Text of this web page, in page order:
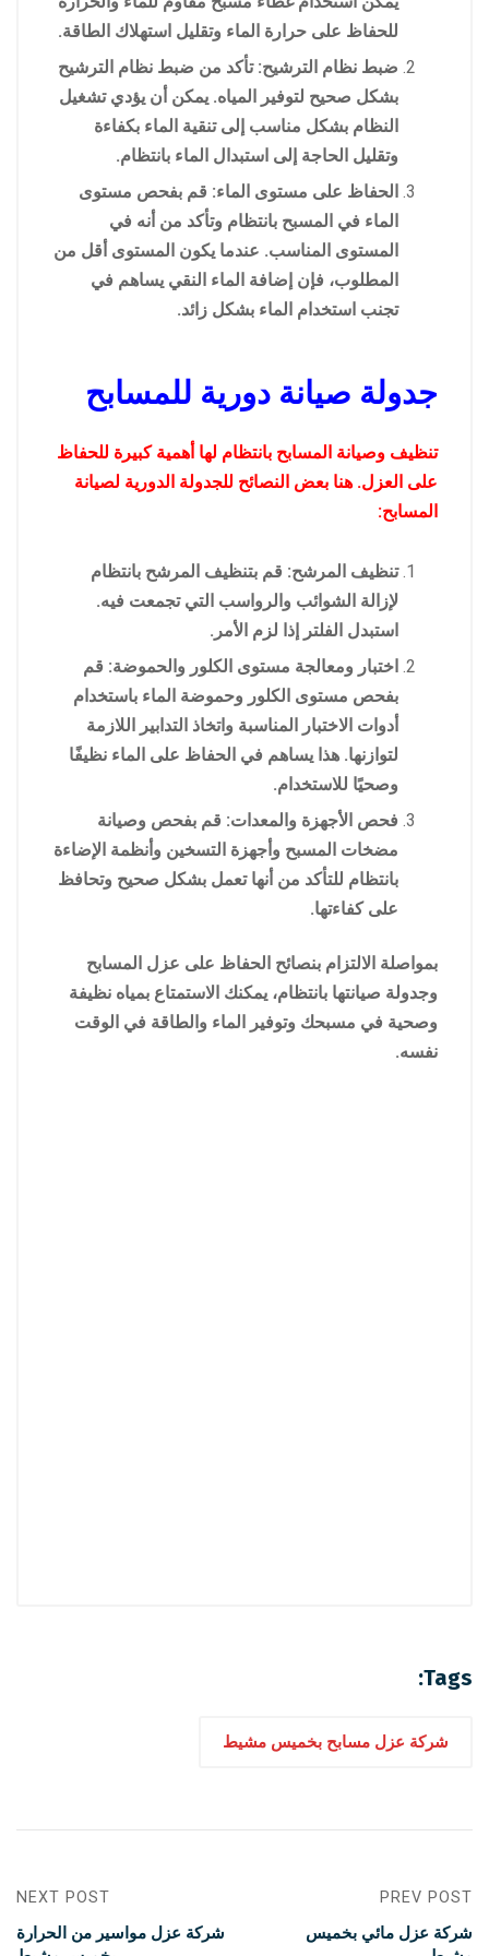
للحفاظ على حرارة الماء وتقليل استهلاك الطاقة.
ضبط نظام الترشيح: تأكد من ضبط نظام الترشيح
بشكل صحيح لتوفير المياه. يمكن أن يؤدي تشغيل
النظام بشكل مناسب إلى تنقية الماء بكفاءة
وتقليل الحاجة إلى استبدال الماء بانتظام.
الحفاظ على مستوى الماء: قم بفحص مستوى
الماء في المسبح بانتظام وتأكد من أنه في
المستوى المناسب. عندما يكون المستوى أقل من
المطلوب، فإن إضافة الماء النقي يساهم في
تجنب استخدام الماء بشكل زائد.
جدولة صيانة دورية للمسابح
تنظيف وصيانة المسابح بانتظام لها أهمية كبيرة للحفاظ
على العزل. هنا بعض النصائح للجدولة الدورية لصيانة
المسابح:
تنظيف المرشح: قم بتنظيف المرشح بانتظام
لإزالة الشوائب والرواسب التي تجمعت فيه.
استبدل الفلتر إذا لزم الأمر.
اختبار ومعالجة مستوى الكلور والحموضة: قم
بفحص مستوى الكلور وحموضة الماء باستخدام
أدوات الاختبار المناسبة واتخاذ التدابير اللازمة
لتوازنها. هذا يساهم في الحفاظ على الماء نظيفًا
وصحيًا للاستخدام.
فحص الأجهزة والمعدات: قم بفحص وصيانة
مضخات المسبح وأجهزة التسخين وأنظمة الإضاءة
بانتظام للتأكد من أنها تعمل بشكل صحيح وتحافظ
على كفاءتها.
بمواصلة الالتزام بنصائح الحفاظ على عزل المسابح
وجدولة صيانتها بانتظام، يمكنك الاستمتاع بمياه نظيفة
وصحية في مسبحك وتوفير الماء والطاقة في الوقت
نفسه.
Tags:
شركة عزل مسابح بخميس مشيط
PREV POST
شركة عزل مائي بخميس
NEXT POST
شركة عزل مواسير من الحرارة